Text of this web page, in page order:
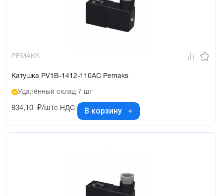
PEMAKS
Катушка PV1B-1412-110AC Pemaks
Удалённый склад 7 шт
834,10 ₽/штс НДС В корзину